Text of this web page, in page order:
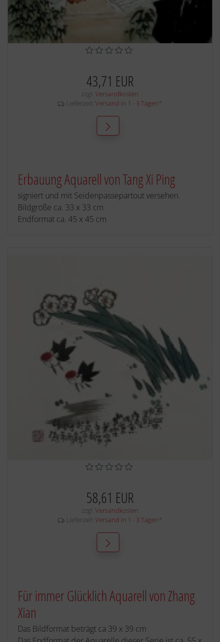
43,71 EUR
zzgl. Versandkosten
Lieferzeit: Versand in 1 - 3 Tagen *
Erbauung Aquarell von Tang Xi Ping
signiert und mit Seidenpassepartout versehen.
Bildgröße ca. 33 x 33 cm
Endformat ca. 45 x 45 cm
58,61 EUR
zzgl. Versandkosten
Lieferzeit: Versand in 1 - 3 Tagen *
Für immer Glücklich Aquarell von Zhang
Xian
Das Bildformat beträgt ca 39 x 39 cm